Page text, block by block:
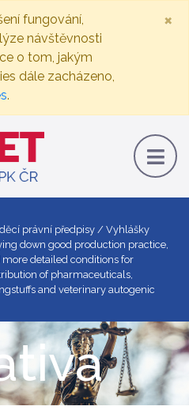
fungování,
návštěvnosti
o tom, jakým
dále zacházeno,
.
×
právní předpisy
Vyhlášky
down good production practice,
detailed conditions for
of pharmaceuticals,
and veterinary autogenic